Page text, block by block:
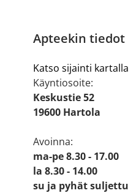
Apteekin tiedot
Katso sijainti kartalla
Käyntiosoite:
Keskustie 52
19600 Hartola
Avoinna:
ma-pe 8.30 - 17.00
la 8.30 - 14.00
su ja pyhät suljettu